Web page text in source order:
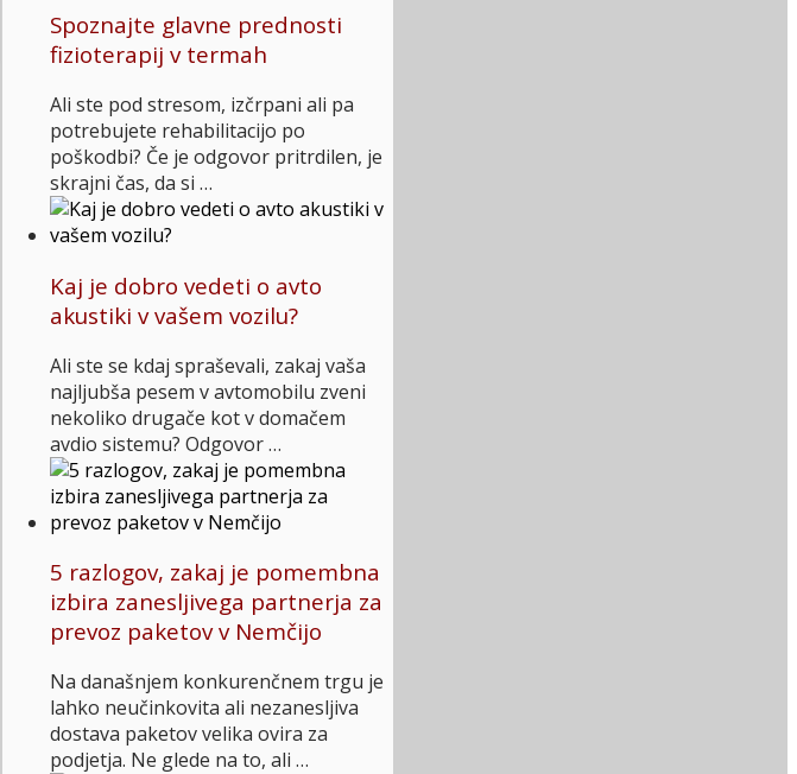
Spoznajte glavne prednosti
fizioterapij v termah
Ali ste pod stresom, izčrpani ali pa
potrebujete rehabilitacijo po
poškodbi? Če je odgovor pritrdilen, je
skrajni čas, da si …
Kaj je dobro vedeti o avto
akustiki v vašem vozilu?
Ali ste se kdaj spraševali, zakaj vaša
najljubša pesem v avtomobilu zveni
nekoliko drugače kot v domačem
avdio sistemu? Odgovor …
5 razlogov, zakaj je pomembna
izbira zanesljivega partnerja za
prevoz paketov v Nemčijo
Na današnjem konkurenčnem trgu je
lahko neučinkovita ali nezanesljiva
dostava paketov velika ovira za
podjetja. Ne glede na to, ali …